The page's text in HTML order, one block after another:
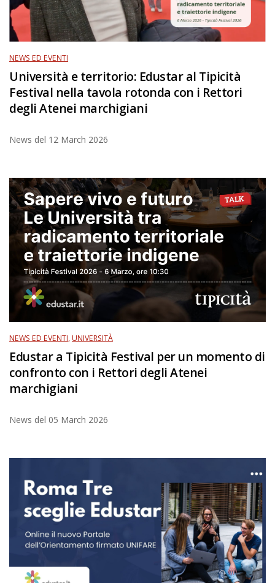
NEWS ED EVENTI
Università e territorio: Edustar al Tipicità
Festival nella tavola rotonda con i Rettori
degli Atenei marchigiani
News del 12 March 2026
NEWS ED EVENTI,UNIVERSITÀ
Edustar a Tipicità Festival per un momento di
confronto con i Rettori degli Atenei
marchigiani
News del 05 March 2026